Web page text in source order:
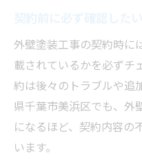
外壁塗装工事の契約時に
載されているかを必ずチ
約は後々のトラブルや追
県千葉市美浜区でも、外
になるほど、契約内容の
います。